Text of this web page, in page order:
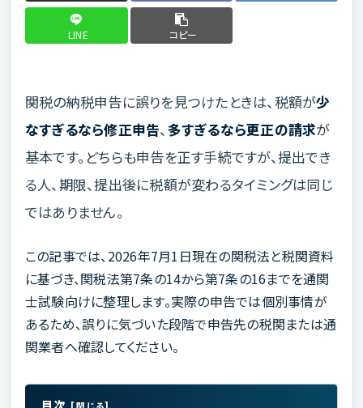
LINE コピー
関税の納税申告に誤りを見つけたときは、税額が少
なすぎるなら修正申告、多すぎるなら更正の請求が
基本です。どちらも申告を正す手続ですが、提出でき
る人、期限、提出後に税額が変わるタイミングは同じ
ではありません。
この記事では、2026年7月1日現在の関税法と税関資料
に基づき、関税法第7条の14から第7条の16までを通関
士試験向けに整理します。実際の申告では個別事情が
あるため、誤りに気づいた段階で申告先の税関または通
関業者へ確認してください。